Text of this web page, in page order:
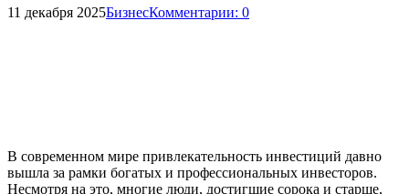
11 декабря 2025БизнесКомментарии: 0
В современном мире привлекательность инвестиций давно
вышла за рамки богатых и профессиональных инвесторов.
Несмотря на это, многие люди, достигшие сорока и старше,